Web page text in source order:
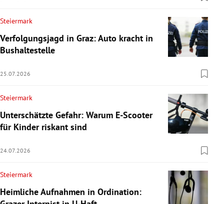
Steiermark
Verfolgungsjagd in Graz: Auto kracht in
Bushaltestelle
25.07.2026
Steiermark
Unterschätzte Gefahr: Warum E-Scooter
für Kinder riskant sind
24.07.2026
Steiermark
Heimliche Aufnahmen in Ordination: